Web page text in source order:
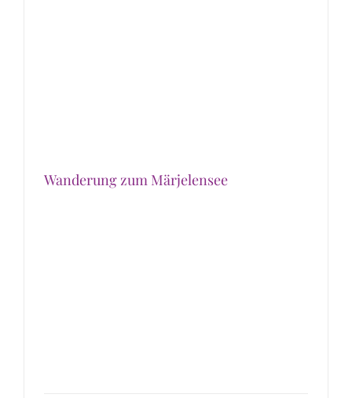
Wanderung zum Märjelensee